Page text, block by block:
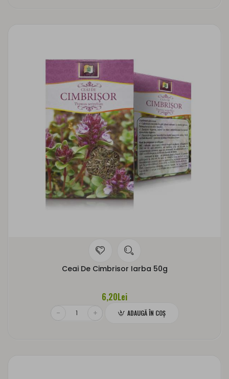
Ceai De Cimbrisor Iarba 50g
6,20Lei
ADAUGĂ ÎN COŞ